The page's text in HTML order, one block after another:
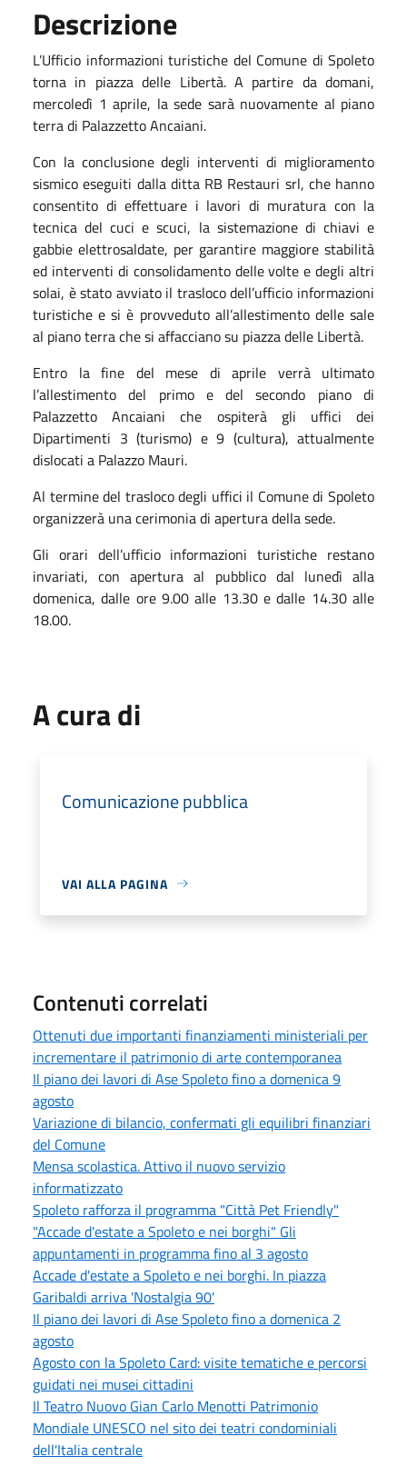
Descrizione
L’Ufficio informazioni turistiche del Comune di Spoleto
torna in piazza delle Libertà. A partire da domani,
mercoledì 1 aprile, la sede sarà nuovamente al piano
terra di Palazzetto Ancaiani.
Con la conclusione degli interventi di miglioramento
sismico eseguiti dalla ditta RB Restauri srl, che hanno
consentito di effettuare i lavori di muratura con la
tecnica del cuci e scuci, la sistemazione di chiavi e
gabbie elettrosaldate, per garantire maggiore stabilità
ed interventi di consolidamento delle volte e degli altri
solai, è stato avviato il trasloco dell’ufficio informazioni
turistiche e si è provveduto all’allestimento delle sale
al piano terra che si affacciano su piazza delle Libertà.
Entro la fine del mese di aprile verrà ultimato
l’allestimento del primo e del secondo piano di
Palazzetto Ancaiani che ospiterà gli uffici dei
Dipartimenti 3 (turismo) e 9 (cultura), attualmente
dislocati a Palazzo Mauri.
Al termine del trasloco degli uffici il Comune di Spoleto
organizzerà una cerimonia di apertura della sede.
Gli orari dell’ufficio informazioni turistiche restano
invariati, con apertura al pubblico dal lunedì alla
domenica, dalle ore 9.00 alle 13.30 e dalle 14.30 alle
18.00.
A cura di
Comunicazione pubblica
VAI ALLA PAGINA
Contenuti correlati
Ottenuti due importanti finanziamenti ministeriali per
incrementare il patrimonio di arte contemporanea
Il piano dei lavori di Ase Spoleto fino a domenica 9
agosto
Variazione di bilancio, confermati gli equilibri finanziari
del Comune
Mensa scolastica. Attivo il nuovo servizio
informatizzato
Spoleto rafforza il programma "Città Pet Friendly"
"Accade d'estate a Spoleto e nei borghi" Gli
appuntamenti in programma fino al 3 agosto
Accade d'estate a Spoleto e nei borghi. In piazza
Garibaldi arriva 'Nostalgia 90'
Il piano dei lavori di Ase Spoleto fino a domenica 2
agosto
Agosto con la Spoleto Card: visite tematiche e percorsi
guidati nei musei cittadini
Il Teatro Nuovo Gian Carlo Menotti Patrimonio
Mondiale UNESCO nel sito dei teatri condominiali
dell'Italia centrale